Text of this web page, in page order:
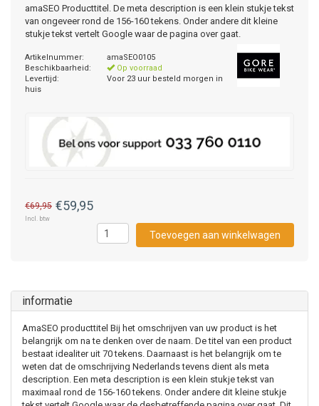
amaSEO Producttitel. De meta description is een klein stukje tekst
van ongeveer rond de 156-160 tekens. Onder andere dit kleine
stukje tekst vertelt Google waar de pagina over gaat.
Artikelnummer:
amaSEO0105
Beschikbaarheid:
Op voorraad
Levertijd:
Voor 23 uur besteld morgen in
huis
€69,95 €59,95
Incl. btw
Toevoegen aan winkelwagen
informatie
AmaSEO producttitel Bij het omschrijven van uw product is het
belangrijk om na te denken over de naam. De titel van een product
bestaat idealiter uit 70 tekens. Daarnaast is het belangrijk om te
weten dat de omschrijving Nederlands tevens dient als meta
description. Een meta description is een klein stukje tekst van
maximaal rond de 156-160 tekens. Onder andere dit kleine stukje